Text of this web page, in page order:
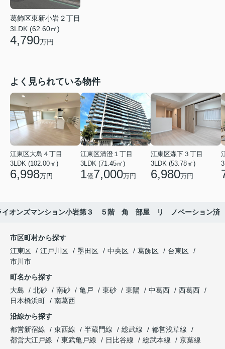
葛飾区東新小岩２丁目
3LDK (62.60㎡)
4,790万円
よく見られている物件
江東区大島４丁目
3LDK (102.00㎡)
6,998万円
江東区清澄１丁目
3LDK (71.45㎡)
1億7,000万円
江東区森下３丁目
3LDK (53.78㎡)
6,980万円
イオンズマンション小岩第３ ５階 角 部屋 リ ノベーション済
市区町村から探す
江東区
江戸川区 墨田区 中央区 葛飾区
台東区
市川市
町名から探す
大島
北砂 南砂 亀戸 東砂 東陽 中葛西
西葛西
日本橋浜町
南葛西
沿線から探す
都営新宿線
東西線 半蔵門線 総武線
都営浅草線
都営大江戸線
東武亀戸線 日比谷線 総武本線
京葉線